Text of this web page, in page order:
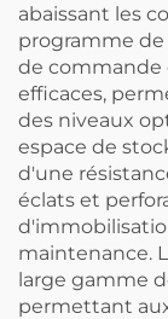
abaissant les
programme
de commande
efficaces,
des niveaux
espace de
d'une
éclats et
maintenance.
large gamme
permettant